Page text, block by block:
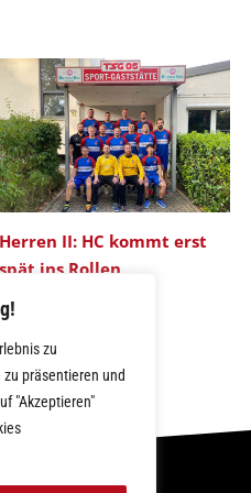
zu
präsentieren und
"Akzeptieren"
Herren II: HC kommt erst
spät ins Rollen